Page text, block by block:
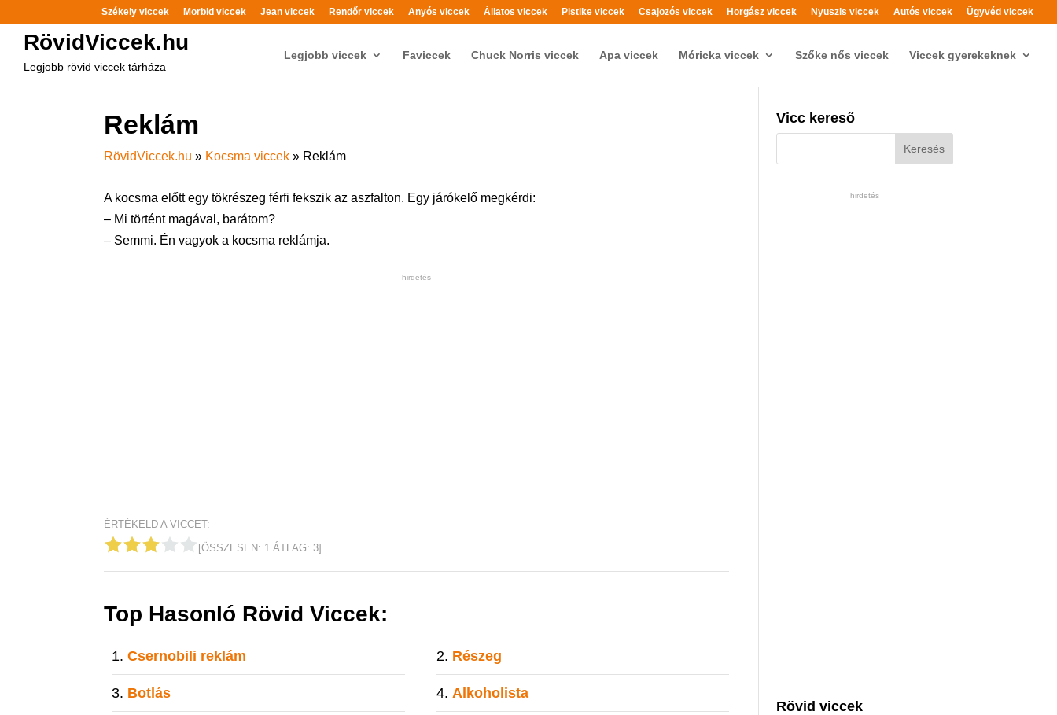
Székely viccek Morbid viccek Jean viccek Rendőr viccek Anyós viccek Állatos viccek Pistike viccek Csajozós viccek Horgász viccek Nyuszis viccek Autós viccek Ügyvéd viccek
RövidViccek.hu
Legjobb rövid viccek tárháza
Legjobb viccek Faviccek Chuck Norris viccek Apa viccek Móricka viccek Szőke nős viccek Viccek gyerekeknek
Reklám
RövidViccek.hu » Kocsma viccek » Reklám
A kocsma előtt egy tökrészeg férfi fekszik az aszfalton. Egy járókelő megkérdi:
– Mi történt magával, barátom?
– Semmi. Én vagyok a kocsma reklámja.
hirdetés
ÉRTÉKELD A VICCET:
[ÖSSZESEN: 1 ÁTLAG: 3]
Top Hasonló Rövid Viccek:
Csernobili reklám Részeg
Botlás Alkoholista
Vicc kereső
hirdetés
Rövid viccek